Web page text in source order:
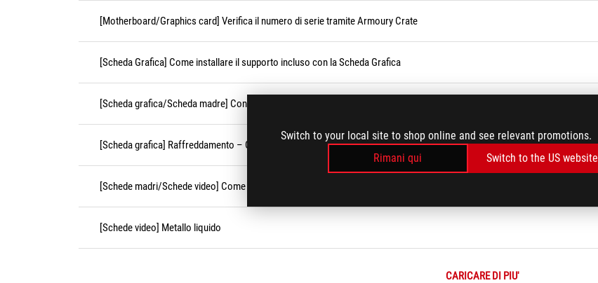
Switch to your local site to shop online and see relevant promotions.
Rimani qui
Switch to the US website
[Motherboard/Graphics card] Verifica il numero di serie tramite Armoury Crate
[Scheda Grafica] Come installare il supporto incluso con la Scheda Grafica
[Scheda grafica/Scheda madre] Conferma della modalità di funzionamento (velocità) dell’interfaccia PCIE
[Scheda grafica] Raffreddamento – Guida alla risoluzione dei problemi
[Schede madri/Schede video] Come controllare le informazioni relative alla scheda madre con Dxdiag?
[Schede video] Metallo liquido
CARICARE DI PIU'